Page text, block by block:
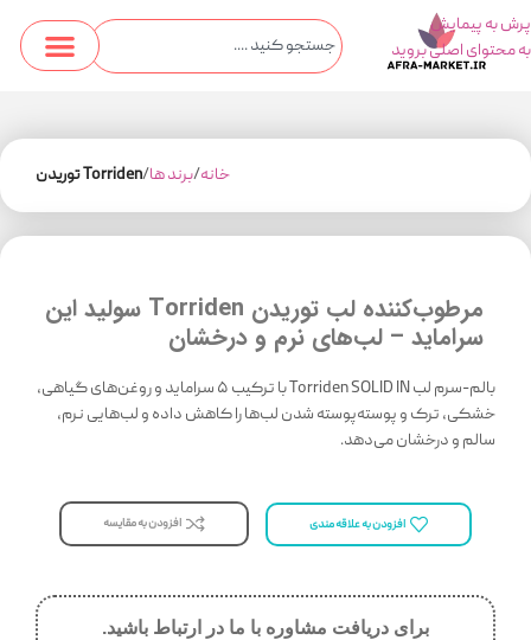
پرش به پیمایش
به محتوای اصلی بروید
خانه برند ها Torriden توریدن
مرطوب‌کننده لب توریدن Torriden سولید این
سراماید – لب‌های نرم و درخشان
بالم-سرم لب Torriden SOLID IN با ترکیب ۵ سراماید و روغن‌های گیاهی،
خشکی، ترک و پوسته‌پوسته شدن لب‌ها را کاهش داده و لب‌هایی نرم،
سالم و درخشان می‌دهد.
افزودن به علاقه مندی افزودن به مقایسه
برای دریافت مشاوره با ما در ارتباط باشید.